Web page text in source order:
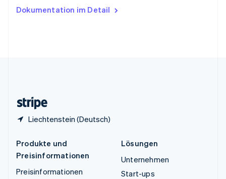
Dokumentation im Detail
Liechtenstein (Deutsch)
English
Produkte und
Preisinformationen
Preisinformationen
Lösungen
Unternehmen
Start-ups